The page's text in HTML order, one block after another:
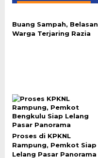
Buang Sampah, Belasan
Warga Terjaring Razia
Proses di KPKNL
Rampung, Pemkot Siap
Lelang Pasar Panorama